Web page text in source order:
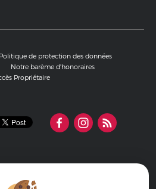
Politique de protection des données
Notre barème d'honoraires
Propriétaire